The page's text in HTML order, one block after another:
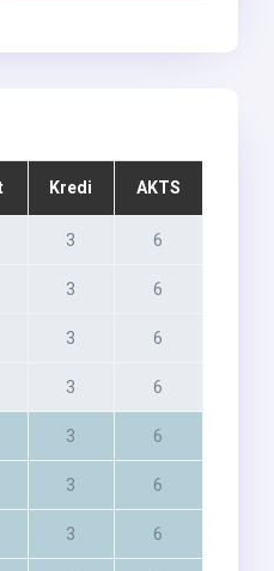
Kredi AKTS
3 6
3 6
3 6
3 6
3 6
3 6
3 6